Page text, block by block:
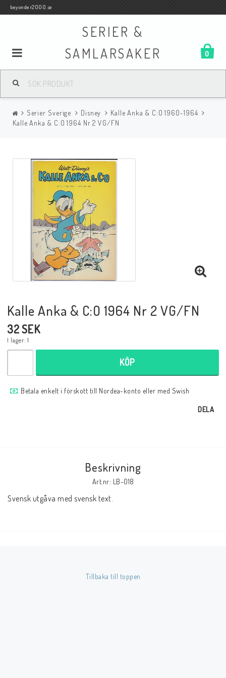
beyonder2000.se
SERIER &
SAMLARSAKER
0
Samlar- och Spelkort
Serier
Böcker
Musik
Mynt och Sedlar
Samlartillbehör
Kontaktformulär
Betala enkelt i förskott till konto i Nordea eller med Swish.
Serier Sverige Disney
Kalle Anka & C:O 1960-1964
Kalle Anka & C:O 1964 Nr 2 VG/FN
Kalle Anka & C:O 1964 Nr 2 VG/FN
32 SEK
I lager: 1
KÖP
Betala enkelt i förskott till Nordea-konto eller med Swish
DELA
Beskrivning
Art.nr: LB-018
Svensk utgåva med svensk text.
Tillbaka till toppen